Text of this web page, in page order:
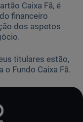
Caixa Fã, é
financeiro
dos aspetos
titulares estão,
Fundo Caixa Fã.